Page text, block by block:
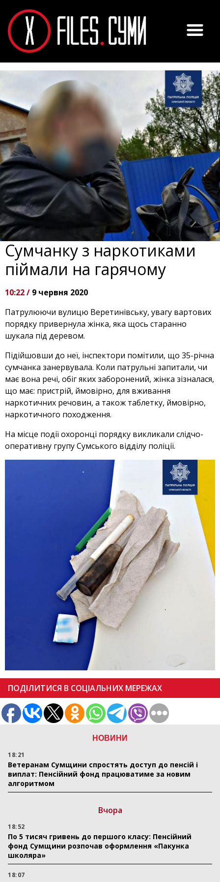
НОВИНИ
18:21
Ветеранам Сумщини спростять доступ до пенсій і
виплат: Пенсійний фонд працюватиме за новим
алгоритмом
Вчора
18:52
По 5 тисяч гривень до першого класу: Пенсійний
фонд Сумщини розпочав оформлення «Пакунка
школяра»
18:07
Сумчанку з наркотиками
піймали на гарячому
10:22 / 9 червня 2020
Патрулюючи вулицю Веретинівську, увагу вартових
порядку привернула жінка, яка щось старанно
шукала під деревом.
Підійшовши до неї, інспектори помітили, що 35-річна
сумчанка занервувала. Коли патрульні запитали, чи
має вона речі, обіг яких заборонений, жінка зізналася,
що має: пристрій, ймовірно, для вживання
наркотичних речовин, а також таблетку, ймовірно,
наркотичного походження.
На місце події охоронці порядку викликали слідчо-
оперативну групу Сумського відділу поліції.
ПОДІЛИТИСЯ В СОЦІАЛЬНИХ МЕРЕЖАХ